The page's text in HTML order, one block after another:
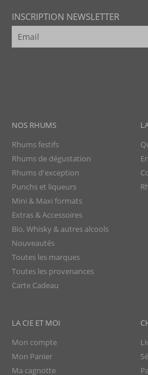
INSCRIPTION NEWSLETTER
NOS RHUMS
Rhums festifs
Rhums de dégustation
Rhums d'exception
Punchs et liqueurs
Mini & Maxi formats
Extras & Accessoires
Bio, Whisky & autres alcools
Nouveautés
Toutes les marques
Toutes les provenances
Carte Cadeau
LA CIE ET MOI
Mon compte
Mon Panier
Ma cagnotte